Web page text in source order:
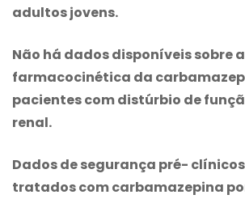
adultos jovens.
Não há dados disponíveis sobre a
farmacocinética da
pacientes com distúrbio de
renal.
Dados de segurança pré-
tratados comcarbamazepina